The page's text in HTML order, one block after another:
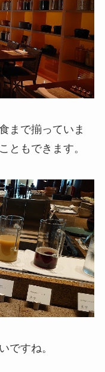
まで揃っていま
ともできます。
ですね。